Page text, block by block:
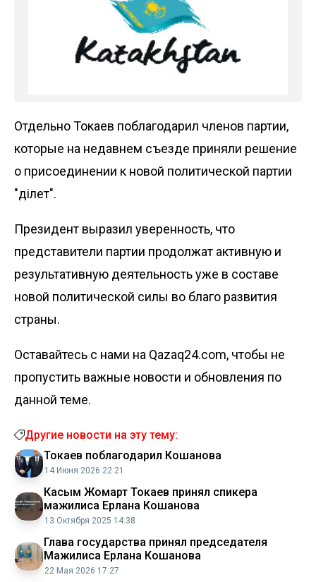
Отдельно Токаев поблагодарил членов партии,
которые на недавнем съезде приняли решение
о присоединении к новой политической партии
"Әділет".
Президент выразил уверенность, что
представители партии продолжат активную и
результативную деятельность уже в составе
новой политической силы во благо развития
страны.
Оставайтесь с нами на Qazaq24.com, чтобы не
пропустить важные новости и обновления по
данной теме.
Другие новости на эту тему:
Токаев поблагодарил Кошанова
14 Июня 2026 22:21
Касым Жомарт Токаев принял спикера
мажилиса Ерлана Кошанова
13 Октября 2025 14:38
Глава государства принял председателя
Мажилиса Ерлана Кошанова
22 Мая 2026 17:27